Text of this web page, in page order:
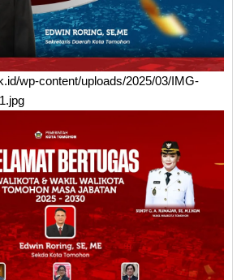
wp-content/uploads/2025/03/IMG-